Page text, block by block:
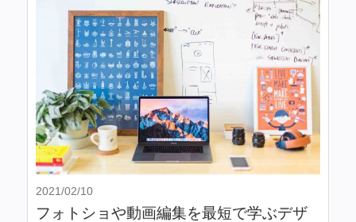
2021/02/10
フォトショや動画編集を最短で学ぶデザ